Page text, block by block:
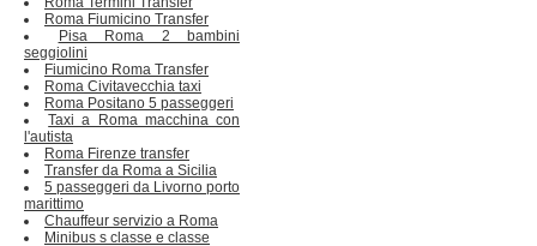
Roma Fiumicino Transfer
Pisa Roma 2 bambini
seggiolini
Fiumicino Roma Transfer
Roma Civitavecchia taxi
Roma Positano 5 passeggeri
Taxi a Roma macchina con
l'autista
Roma Firenze transfer
Transfer da Roma a Sicilia
5 passeggeri da Livorno porto
marittimo
Chauffeur servizio a Roma
Minibus s classe e classe